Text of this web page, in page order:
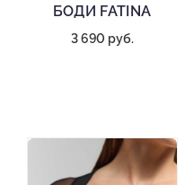
БОДИ FATINA
3 690 руб.